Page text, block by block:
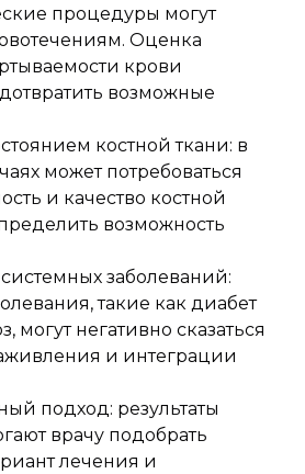
процедуры могут
Оценка
крови
возможные
костной ткани: в
может потребоваться
и качество костной
возможность
заболеваний:
такие как диабет
могут негативно сказаться
и интеграции
подход: результаты
врачу подобрать
лечения и